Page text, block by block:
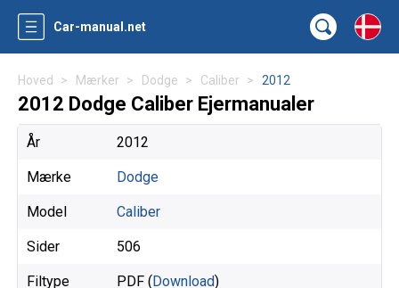
Car-manual.net
Hoved Mærker Dodge Caliber 2012
2012 Dodge Caliber Ejermanualer
År 2012
Mærke Dodge
Model Caliber
Sider 506
Filtype PDF (Download)